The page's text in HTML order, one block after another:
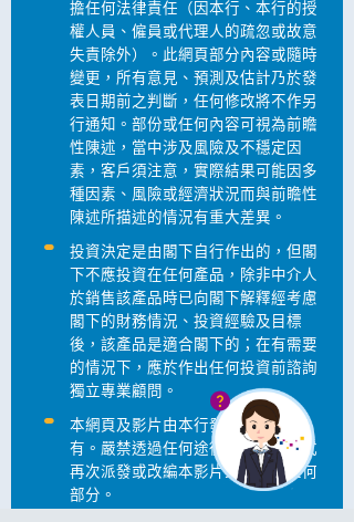
擔任何法律責任（因本行、本行的授
權人員、僱員或代理人的疏忽或故意
失責除外）。此網頁部分內容或隨時
變更，所有意見、預測及估計乃於發
表日期前之判斷，任何修改將不作另
行通知。部份或任何內容可視為前瞻
性陳述，當中涉及風險及不穩定因
素，客戶須注意，實際結果可能因多
種因素、風險或經濟狀況而與前瞻性
陳述所描述的情況有重大差異。
投資決定是由閣下自行作出的，但閣
下不應投資在任何產品，除非中介人
於銷售該產品時已向閣下解釋經考慮
閣下的財務情況、投資經驗及目標
後，該產品是適合閣下的；在有需要
的情況下，應於作出任何投資前諮詢
獨立專業顧問。
本網頁及影片由本行發行及完全擁
有。嚴禁透過任何途徑或以任何方式
再次派發或改編本影片或其中的任何
部分。